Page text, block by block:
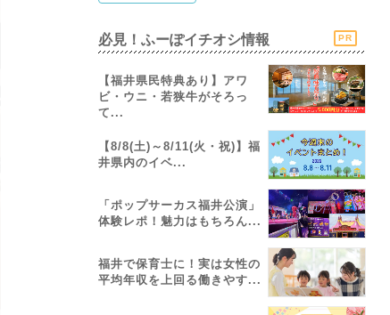
必見！ふーぽイチオシ情報 PR
【福井県民特典あり】アワ
ビ・ウニ・若狭牛がそろっ
て...
【8/8(土)～8/11(火・祝)】福
井県内のイベ...
「ポップサーカス福井公演」
体験レポ！魅力はもちろん...
福井で保育士に！実は女性の
平均年収を上回る働きやす...